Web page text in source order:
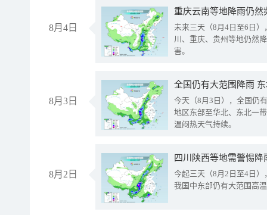
8月4日
重庆云南等地降雨仍然
未来三天（8月4日至6日
川、重庆、贵州等地仍然
害。
8月3日
全国仍有大范围降雨
今天（8月3日），全国仍
地区东部至华北、东北一
温闷热天气持续。
8月2日
今起三天（8月2日至4日
我国中东部仍有大范围高